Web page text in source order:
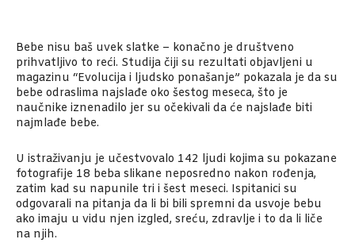
Bebe nisu baš uvek slatke – konačno je društveno
prihvatljivo to reći. Studija čiji su rezultati objavljeni u
magazinu “Evolucija i ljudsko ponašanje” pokazala je da su
bebe odraslima najslađe oko šestog meseca, što je
naučnike iznenadilo jer su očekivali da će najslađe biti
najmlađe bebe.
U istraživanju je učestvovalo 142 ljudi kojima su pokazane
fotografije 18 beba slikane neposredno nakon rođenja,
zatim kad su napunile tri i šest meseci. Ispitanici su
odgovarali na pitanja da li bi bili spremni da usvoje bebu
ako imaju u vidu njen izgled, sreću, zdravlje i to da li liče
na njih.